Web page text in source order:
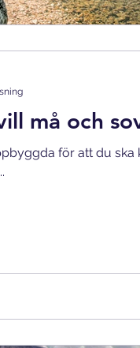
må och
för att du